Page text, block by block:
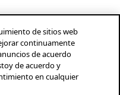
de sitios web
continuamente
de acuerdo
de acuerdo y
en cualquier